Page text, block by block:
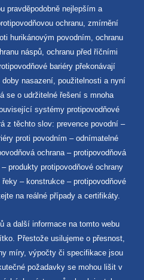
pravděpodobně nejlepším a
ochranu, zmírnění
hurikánovým povodním, ochranu
náspů, ochranu před říčními
bariéry překonávají
nasazení, použitelnosti a nyní
se o udržitelné řešení s mnoha
systémy protipovodňové
z těchto slov: prevence povodní –
proti povodním – odnímatelné
ochrana – protipovodňová
produkty protipovodňové ochrany
– konstrukce – protipovodňové
na reálné případy a certifikáty.
a další informace na tomto webu
Přestože usilujeme o přesnost,
míry, výpočty či specifikace jsou
požadavky se mohou lišit v